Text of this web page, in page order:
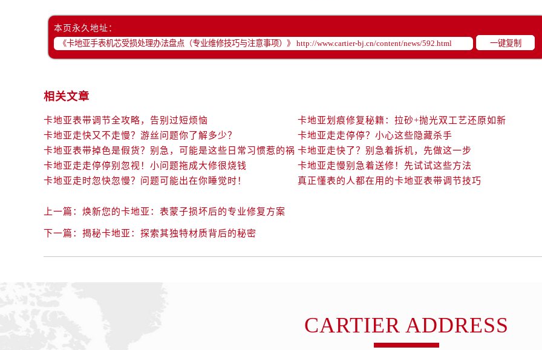
本页永久地址：
一键复制
相关文章
卡地亚表带调节全攻略，告别过短烦恼
卡地亚划痕修复秘籍：拉砂+抛光双工艺还原如新
卡地亚走快又不走慢？游丝问题你了解多少？
卡地亚走走停停？小心这些隐藏杀手
卡地亚表带掉色是假货？别急，可能是这些日常习惯惹的祸 卡地亚走快了？别急着拆机，先做这一步
卡地亚走走停停别忽视！小问题拖成大修很烧钱
卡地亚走慢别急着送修！先试试这些方法
卡地亚走时忽快忽慢？问题可能出在你睡觉时！
真正懂表的人都在用的卡地亚表带调节技巧
上一篇： 焕新您的卡地亚：表蒙子损坏后的专业修复方案
下一篇： 揭秘卡地亚：探索其独特材质背后的秘密
CARTIER ADDRESS